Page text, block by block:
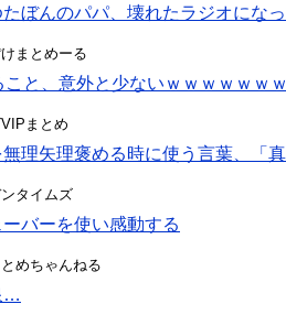
ぼんのパパ、壊れたラジオにな
まとめーる
こと、意外と少ないｗｗｗｗｗｗ
まとめ
理矢理褒める時に使う言葉、「
タイムズ
バーを使い感動する
めちゃんねる
…